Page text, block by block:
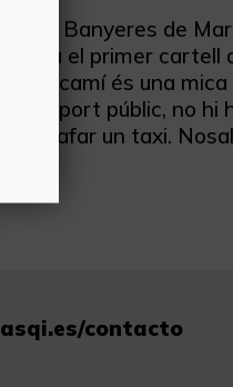
de Banyeres de
hi ha el primer cartell
El camí és una mica
públic, no hi
i agafar un taxi.
contacto